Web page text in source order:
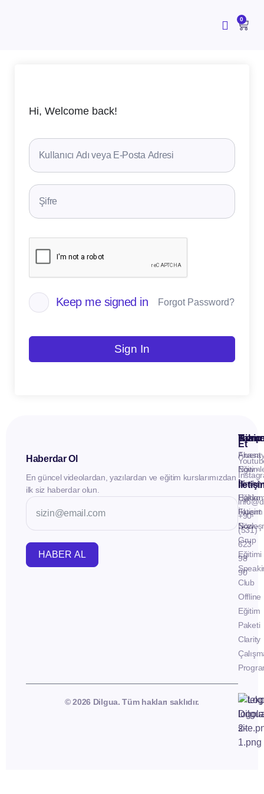
0
Hi, Welcome back!
Keep me signed in Forgot Password?
Sign In
Haberdar Ol
En güncel videolardan, yazılardan ve eğitim kurslarımızdan
ilk siz haberdar olun.
HABER AL
İletişim
Fluent
Now -
Birebir
Eğitim
Fluent
Now -
Grup
Eğitimi
Club
Offline
Eğitim
Paketi
Clarity
Takip
Et
+90
(531)
623
98
90
© 2026 Dilgua. Tüm hakları saklıdır.